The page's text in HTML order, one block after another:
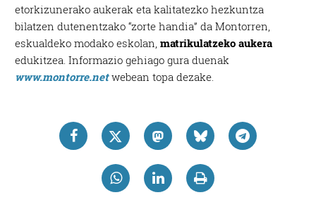
etorkizunerako aukerak eta kalitatezko hezkuntza
bilatzen dutenentzako “zorte handia” da Montorren,
eskualdeko modako eskolan,matrikulatzeko aukera
edukitzea. Informazio gehiago gura duenak
www.montorre.netwebean topa dezake.